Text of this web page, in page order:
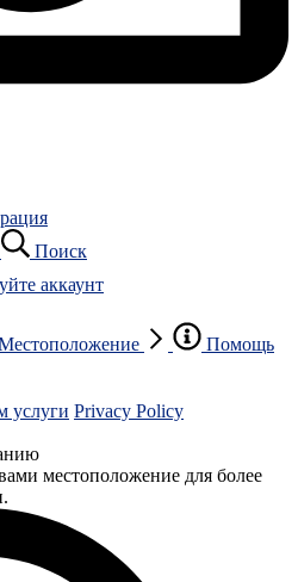
Поиск
аккаунт
Помощь
услуги Privacy Policy
местоположение для более